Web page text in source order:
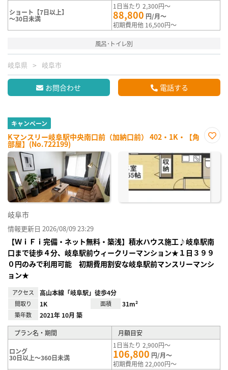
ショート【7日以上】
～30日未満
1日当たり 2,300円～
88,800 円/月～
初期費用他 16,500円～
風呂･トイレ別
岐阜県 岐阜市
お問合わせ 電話する
キャンペーン
Kマンスリー岐阜駅中央南口前（加納口前） 402・1K・【角
部屋】(No.722199)
に入
り登
録
岐阜市
情報更新日 2026/08/09 23:29
【ＷｉＦｉ完備・ネット無料・築浅】積水ハウス施工♪岐阜駅南
口まで徒歩４分、岐阜駅前ウィークリーマンション★１日３９９
０円のみで利用可能 初期費用割安な岐阜駅前マンスリーマンシ
ョン★
アクセス 高山本線「岐阜駅」徒歩4分
間取り 1K 面積 31m²
築年数 2021年 10月 築
プラン名・期間 月額目安
ロング
30日以上～360日未満
1日当たり 2,900円～
106,800 円/月～
初期費用他 22,000円～